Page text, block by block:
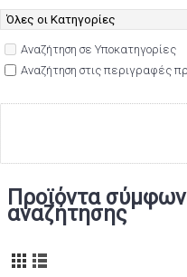
Αναζήτηση σε Υποκατηγορίες
Αναζήτηση στις περιγραφές
Προϊόντα
αναζήτησης